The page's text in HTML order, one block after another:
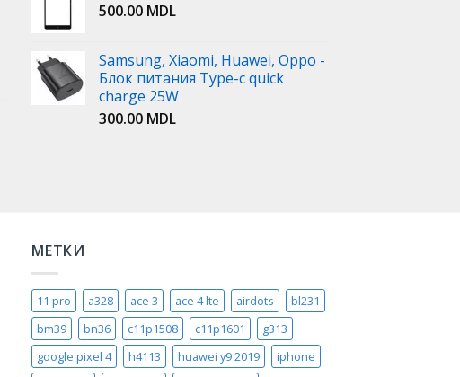
500.00 MDL
Samsung, Xiaomi, Huawei, Oppo -
Блок питания Type-c quick
charge 25W
300.00 MDL
МЕТКИ
11 pro a328 ace 3 ace 4 lte airdots
bl231
bm39
bn36 c11p1508 c11p1601
g313
google pixel 4
h4113 huawei y9 2019
iphone